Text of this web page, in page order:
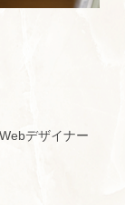
デザイナー